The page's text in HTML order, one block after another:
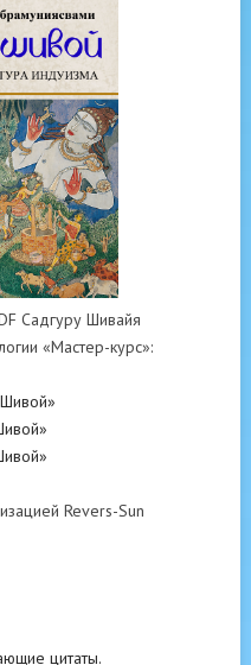
Садгуру Шивайя
«Мастер-курс»:
Revers-Sun
цитаты.